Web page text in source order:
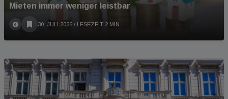
Mieten immer weniger leistbar
30. JULI 2026 / LESEZEIT 2 MIN